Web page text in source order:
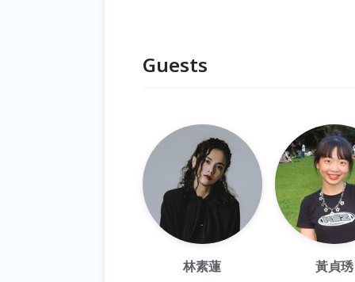
Guests
林素蓮 黃貞琇